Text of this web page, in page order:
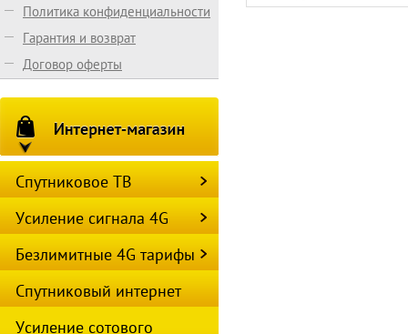
Политика конфиденциальности
Гарантия и возврат
Договор оферты
Спутниковое ТВ
Усиление сигнала 4G
Безлимитные 4G тарифы
Спутниковый интернет
Усиление сотового